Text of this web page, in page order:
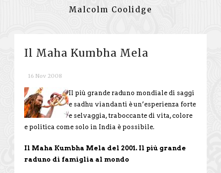
Malcolm Coolidge
Il Maha Kumbha Mela
16 Nov 2008
Il più grande raduno mondiale di saggi
e sadhu viandanti è un’esperienza forte
e selvaggia, traboccante di vita, colore
e politica come solo in India è possibile.
Il Maha Kumbha Mela del 2001. Il più grande
raduno di famiglia al mondo